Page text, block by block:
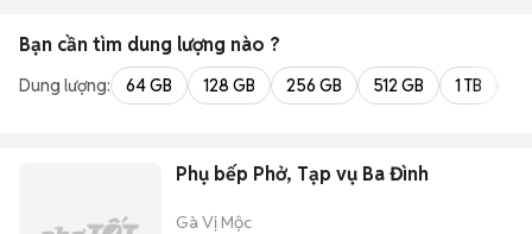
Bạn cần tìm dung lượng nào ?
Dung lượng: 64 GB 128 GB 256 GB 512 GB 1 TB
Phụ bếp Phở, Tạp vụ Ba Đình
Gà Vị Mộc